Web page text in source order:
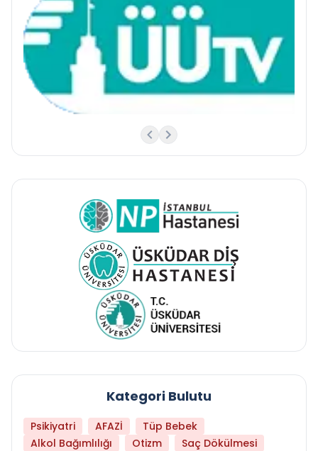
Kategori Bulutu
Psikiyatri AFAZİ
Tüp Bebek
Alkol Bağımlılığı
Otizm
Saç Dökülmesi